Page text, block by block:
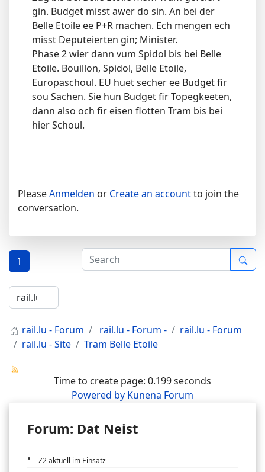
gin. Budget misst awer do sin. An bei der
Belle Etoile ee P+R machen. Ech mengen ech
misst Deputeierten gin; Minister.
Phase 2 wier dann vum Spidol bis bei Belle
Etoile. Bouillon, Spidol, Belle Etoile,
Europaschoul. EU huet secher ee Budget fir
sou Sachen. Sie hun Budget fir Topegkeeten,
dann also och fir eisen flotten Tram bis bei
hier Schoul.
PleaseAnmelden or Create an accountto join the
conversation.
1
rail.lu - Forum rail.lu - Forum -
rail.lu - Forum
rail.lu - Site
Tram Belle Etoile
Time to create page: 0.199 seconds
Powered by Kunena Forum
Forum: Dat Neist
Z2 aktuell im Einsatz